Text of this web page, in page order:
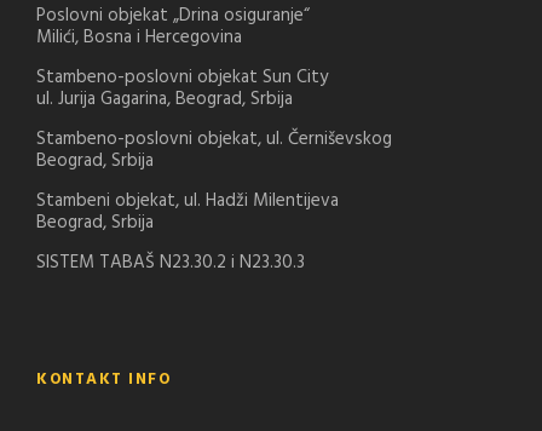
Poslovni objekat „Drina osiguranje“
Milići, Bosna i Hercegovina
Stambeno-poslovni objekat Sun City
ul. Jurija Gagarina, Beograd, Srbija
Stambeno-poslovni objekat, ul. Černiševskog
Beograd, Srbija
Stambeni objekat, ul. Hadži Milentijeva
Beograd, Srbija
SISTEM TABAŠ N23.30.2 i N23.30.3
KONTAKT INFO